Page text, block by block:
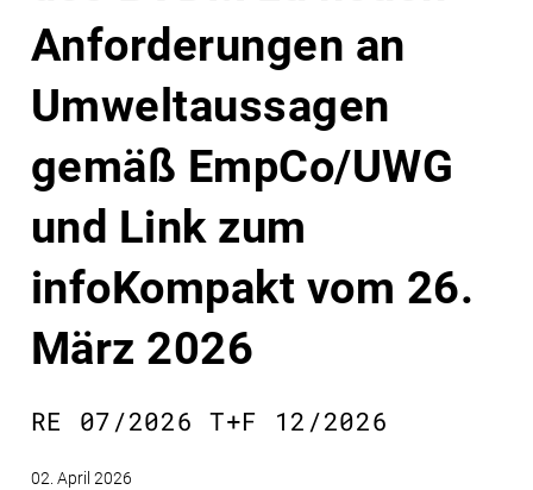
Anforderungen an
Umweltaussagen
gemäß EmpCo/UWG
und Link zum
infoKompakt vom 26.
März 2026
RE 07/2026 T+F 12/2026
02. April 2026